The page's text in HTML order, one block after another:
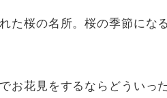
た桜の名所。桜の季節にな
お花見をするならどういっ